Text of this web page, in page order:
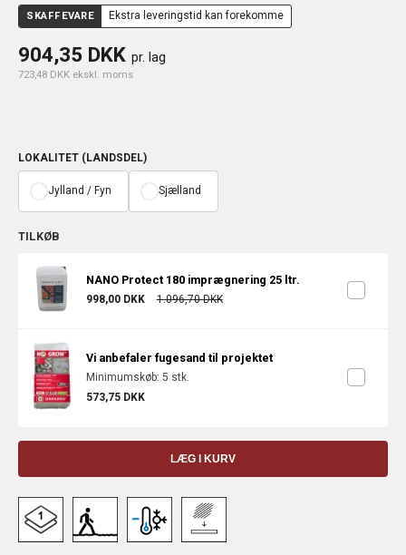
SKAFFEVARE Ekstra leveringstid kan forekomme
904,35 DKK pr. lag
723,48 DKK ekskl. moms
LOKALITET (LANDSDEL)
Jylland / Fyn Sjælland
TILKØB
NANO Protect 180 imprægnering 25 ltr.
998,00 DKK 1.096,70 DKK
Vi anbefaler fugesand til projektet
Minimumskøb: 5 stk.
573,75 DKK
LÆG I KURV